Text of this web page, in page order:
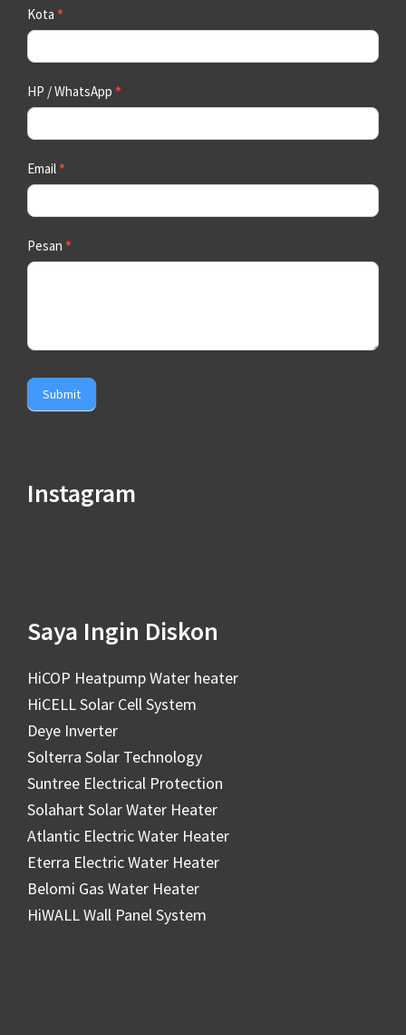
Kota *
HP / WhatsApp *
Email*
Pesan *
Submit
Instagram
Saya Ingin Diskon
HiCOP Heatpump Water heater
HiCELL Solar Cell System
Deye Inverter
Solterra Solar Technology
Suntree Electrical Protection
Solahart Solar Water Heater
Atlantic Electric Water Heater
Eterra Electric Water Heater
Belomi Gas Water Heater
HiWALL Wall Panel System